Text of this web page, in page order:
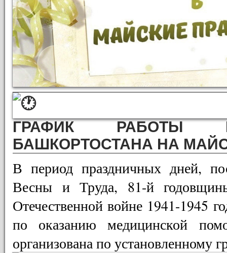
ГРАФИК РАБОТЫ
БАШКОРТОСТАНА НА
В период праздничных дней,
Весны и Труда, 81-й
Отечественной войне 1941-1945
по оказанию медицинской
организована по установленному